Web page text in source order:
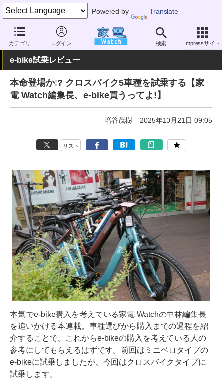
Powered by Translate
カテゴリ ログイン 検索 Impressサイト
家電 Watch その他・家電 アウトドア 電動自転車
e-bike試乗レビュー
本命登場か!? クロスバイク5車種を試乗する【家
電 Watch編集長、e-bike買うってよ!】
増谷茂樹 2025年10月21日 09:05
リスト
本気でe-bike購入を考えている家電 Watchの中林編集長
を追いかける本連載。車種選びから購入までの過程を紹
介することで、これからe-bikeの購入を考えている人の
参考にしてもらえるはずです。前回はミニベロタイプの
e-bikeに試乗しましたが、今回はクロスバイクタイプに
試乗します。